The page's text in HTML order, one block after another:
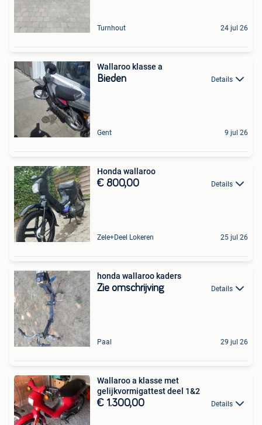
Turnhout 24 jul 26
Wallaroo klasse a
Bieden Details
Gent 9 jul 26
Honda wallaroo
€ 800,00 Details
Zele+Deel Lokeren 25 jul 26
honda wallaroo kaders
Zie omschrijving Details
Paal 29 jul 26
Wallaroo a klasse met
gelijkvormigattest deel 1&2
€ 1.300,00 Details